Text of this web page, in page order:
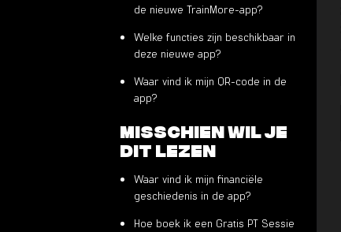
de nieuwe TrainMore-app?
Welke functies zijn beschikbaar in
deze nieuwe app?
Waar vind ik mijn QR-code in de
app?
Misschien wil je
dit lezen
Waar vind ik mijn financiële
geschiedenis in de app?
Hoe boek ik een Gratis PT Sessie